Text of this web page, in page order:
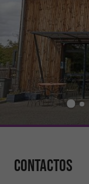
Contactos